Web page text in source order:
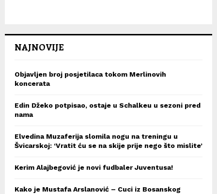
NAJNOVIJE
Objavljen broj posjetilaca tokom Merlinovih
koncerata
Edin Džeko potpisao, ostaje u Schalkeu u sezoni pred
nama
Elvedina Muzaferija slomila nogu na treningu u
Švicarskoj: ‘Vratit ću se na skije prije nego što mislite’
Kerim Alajbegović je novi fudbaler Juventusa!
Kako je Mustafa Arslanović – Cuci iz Bosanskog